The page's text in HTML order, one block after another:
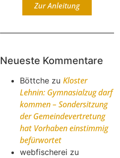
Zur Anleitung
Neueste Kommentare
Böttche zuKloster
Lehnin: Gymnasialzug darf
kommen – Sondersitzung
der Gemeindevertretung
hat Vorhaben einstimmig
befürwortet
webfischerei zu